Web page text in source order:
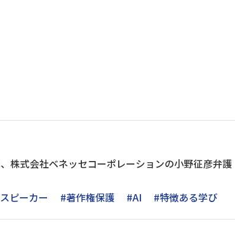
株式会社ベネッセコーポレーションの小野征彦弁護
ピーカー #著作権保護 #AI #特徴ある学び